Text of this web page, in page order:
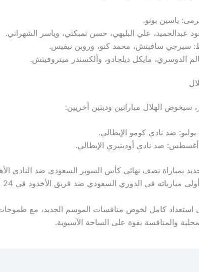
ياسين بونو.
عبدالحميد، علي البليهي، حسن تمبكتي، وياسر الشهراني.
سيرجي سافيتش، محمد كنو، وروبن نيفيس.
الدوسري، مايكل ديلجادو، وألكسندر ميتروفيتش.
سيخوض الهلال مباراتين وديتين أخريين:
في الدوري السعودي ضد فريق الأخدود في 24 أغسطس.
استعداد كامل لخوض منافسات الموسم الجديد، مع
والمنافسة بقوة على الساحة الآسيوية.